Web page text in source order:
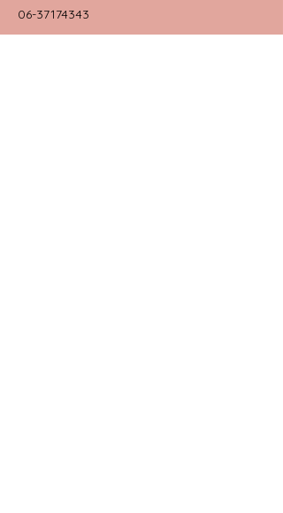
06-37174343